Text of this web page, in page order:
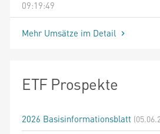
09:19:49
Mehr Umsätze im Detail
ETF Prospekte
2026 Basisinformationsblatt